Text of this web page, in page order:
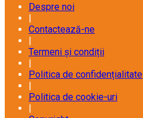
Despre noi
|
Contactează-ne
|
Termeni și condiții
|
Politica de confidențialitate
|
Politica de cookie-uri
|